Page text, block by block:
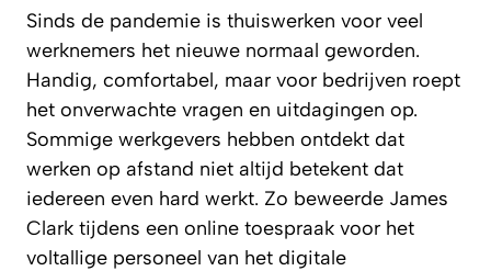
Sinds de pandemie is thuiswerken voor veel
werknemers het nieuwe normaal geworden.
Handig, comfortabel, maar voor bedrijven roept
het onverwachte vragen en uitdagingen op.
Sommige werkgevers hebben ontdekt dat
werken op afstand niet altijd betekent dat
iedereen even hard werkt. Zo beweerde James
Clark tijdens een online toespraak voor het
voltallige personeel van het digitale